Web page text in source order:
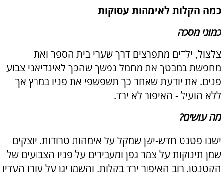
כמה הקלות לאימהות עסוקות
כמוני מסכה
צלצול, ילדים מתפרצים דרך שערי בית הספר ואת
מחפשת במבטך את מחמל נפשך שהפך לאינדיאני צבוע
פנים. את יודעת שאחר כך תשפשפי את פניו במרץ אך
ללא הועיל - האיפור לא ירד.
מה עושים?
ישנו פטנט חדש-ישן שמקל על אימהות טרודות. יוצקים
שמן תינוקות על צמר גפן ומעבירים על פניו הצבועים של
הקטנטן. רוב האיפור ירד בקלות, והשמן יגן על עורו העדין